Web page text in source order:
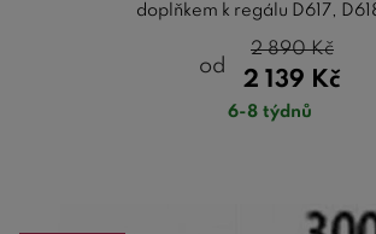
doplňkem k regálu D617,
od
2 139 Kč
2 890Kč
6-8 týdnů